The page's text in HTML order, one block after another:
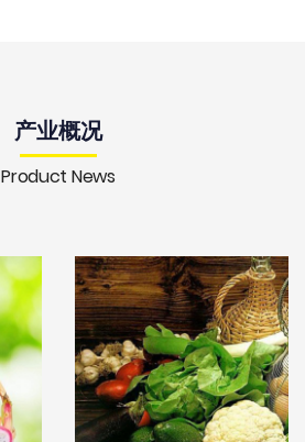
产业概况
Product News